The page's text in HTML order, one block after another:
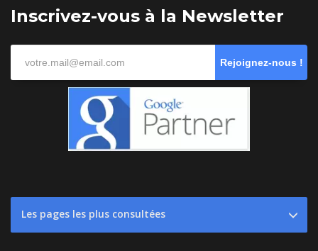
Inscrivez-vous à la Newsletter
Rejoignez-nous !
Les pages les plus consultées